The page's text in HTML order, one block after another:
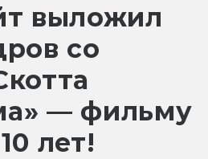
выложил
со
— фильму
лет!